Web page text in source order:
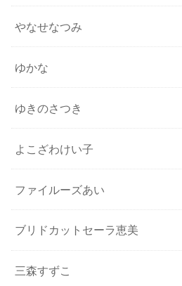
やなせなつみ
ゆかな
ゆきのさつき
よこざわけい子
ファイルーズあい
ブリドカットセーラ恵美
三森すずこ